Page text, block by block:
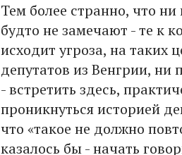
Тем более странно, что
будто не замечают - те к
исходит угроза, на таких
депутатов из Венгрии, ни
- встретить здесь,
проникнуться историей
что «такое не должно
казалось бы - начать